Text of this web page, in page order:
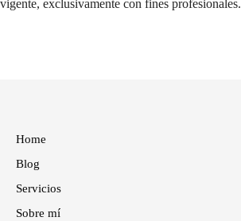
vigente, exclusivamente con fines profesionales.
Home
Blog
Servicios
Sobre mí